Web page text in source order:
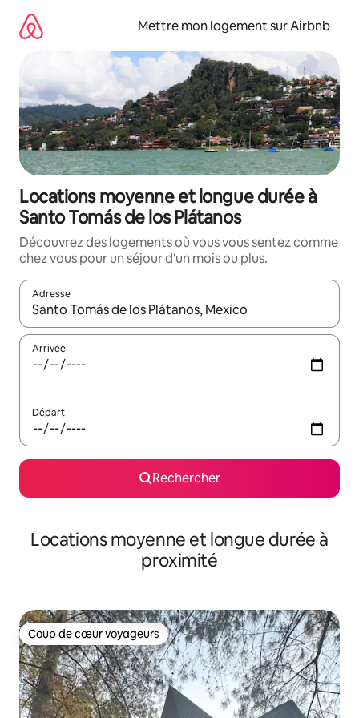
directement
Mettre mon logement sur Airbnb
Locations moyenne et longue durée à
Santo Tomás de los Plátanos
Découvrez des logements où vous vous sentez comme
chez vous pour un séjour d'un mois ou plus.
Adresse
Lorsque les résultats s'affichent, utilisez les flèches vers le
Arrivée
Départ
Rechercher
Locations moyenne et longue durée à
proximité
Coup de cœur voyageurs
Coup de cœur voyageurs